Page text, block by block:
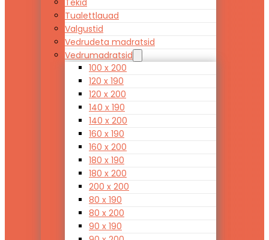
Tekid
Tualettlauad
Valgustid
Vedrudeta madratsid
Vedrumadratsid
100 x 200
120 x 190
120 x 200
140 x 190
140 x 200
160 x 190
160 x 200
180 x 190
180 x 200
200 x 200
80 x 190
80 x 200
90 x 190